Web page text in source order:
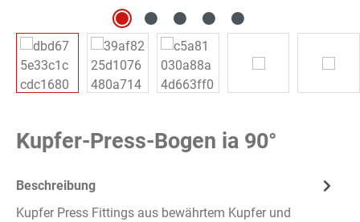
Kupfer-Press-Bogen ia 90°
Beschreibung
Kupfer Press Fittings aus bewährtem Kupfer und